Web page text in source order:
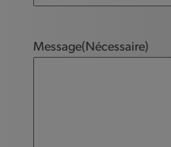
Message(Nécessaire)